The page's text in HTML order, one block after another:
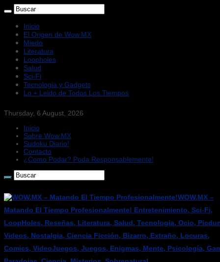
Inicio
El Origen de Wow.MX
Miedo
Literatura
Loopholes
Salud
Sci-Fi
Tecnologia y Gadgets
Lo + Leido de Todos Los Tiempos
Thursday, 6 August, 2026
Inicio
Sobre Wow.MX
Sudoku Diario!
Contacto
¿Como Podar? Poda Responsablemente!
WOW.MX –
Matando El Tiempo Profesionalmente! Entretenimiento, Sci-Fi,
LoopHoles, Reseñas, Literatura, Salud, Tecnologia, Ocio,
Videos, Nostalgia, Ciencia Ficción, Bizarro, Extraño, Locuras,
Comics, VideoJuegos, Juegos, Enigmas, Mente, Psicología,